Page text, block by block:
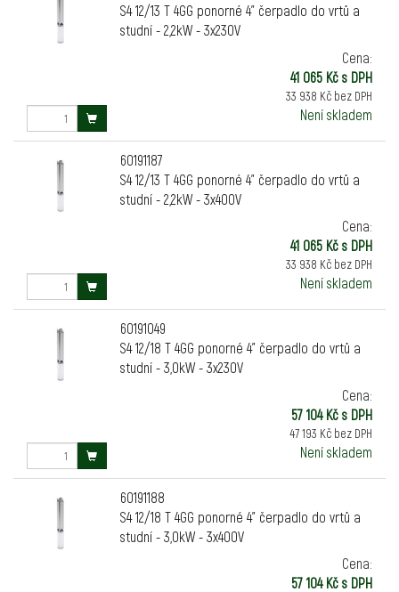
S4 12/13 T 4GG ponorné 4" čerpadlo do vrtů a
studní - 2,2kW - 3x230V
Cena:
41 065 Kč s DPH
33 938 Kč bez DPH
Není skladem
60191187
S4 12/13 T 4GG ponorné 4" čerpadlo do vrtů a
studní - 2,2kW - 3x400V
Cena:
41 065 Kč s DPH
33 938 Kč bez DPH
Není skladem
60191049
S4 12/18 T 4GG ponorné 4" čerpadlo do vrtů a
studní - 3,0kW - 3x230V
Cena:
57 104 Kč s DPH
47 193 Kč bez DPH
Není skladem
60191188
S4 12/18 T 4GG ponorné 4" čerpadlo do vrtů a
studní - 3,0kW - 3x400V
Cena:
57 104 Kč s DPH